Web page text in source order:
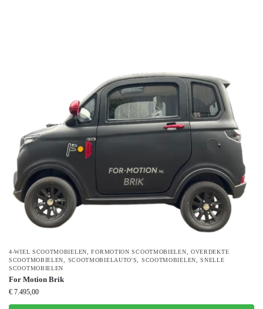
4-WIEL SCOOTMOBIELEN ,FORMOTION SCOOTMOBIELEN
OVERDEKTE
SCOOTMOBIELEN
SCOOTMOBIELAUTO'S SCOOTMOBIELEN ,SNELLE
SCOOTMOBIELEN
For Motion Brik
€ 7.495,00